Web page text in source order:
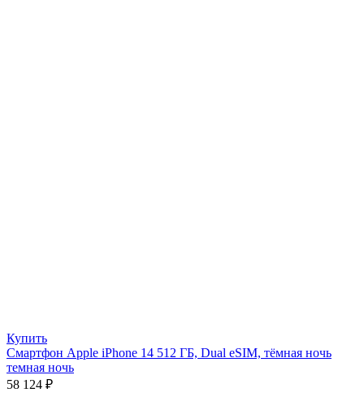
Купить
Смартфон Apple iPhone 14 512 ГБ, Dual eSIM, тёмная ночь
темная ночь
58 124 ₽